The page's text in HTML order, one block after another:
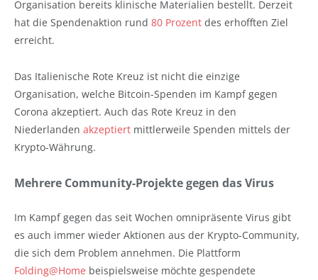
Organisation bereits klinische Materialien bestellt. Derzeit
hat die Spendenaktion rund 80 Prozent des erhofften Ziel
erreicht.
Das Italienische Rote Kreuz ist nicht die einzige
Organisation, welche Bitcoin-Spenden im Kampf gegen
Corona akzeptiert. Auch das Rote Kreuz in den
Niederlanden akzeptiert mittlerweile Spenden mittels der
Krypto-Währung.
Mehrere Community-Projekte gegen das Virus
Im Kampf gegen das seit Wochen omnipräsente Virus gibt
es auch immer wieder Aktionen aus der Krypto-Community,
die sich dem Problem annehmen. Die Plattform
Folding@Home beispielsweise möchte gespendete